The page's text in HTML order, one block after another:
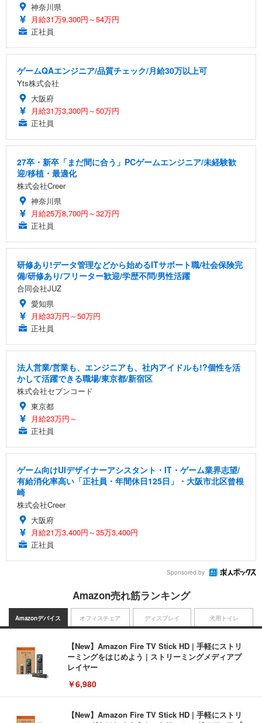
神奈川県
月給31万9,300円～54万円
正社員
ゲームQAエンジニア/品質チェック/月給30万以上可
Yts株式会社
大阪府
月給31万3,300円～50万円
正社員
27卒・新卒「まだ間に合う」PCゲームエンジニア/未経験歓
迎/移植・最適化
株式会社Creer
神奈川県
月給25万8,700円～32万円
正社員
研修あり!データ管理などから始めるITサポート職/社会保険完
備/研修あり/フリーター歓迎/学歴不問/男性活躍
合同会社JUZ
愛知県
月給33万円～50万円
正社員
法人営業/営業も、エンジニアも、社内アイドルも!?個性を活
かして活躍できる職場/東京都/新宿区
株式会社セブンコード
東京都
月給23万円～
正社員
ゲーム向けUIデザイナーアシスタント・IT・ゲーム業界志望/
有給消化率高い「正社員・年間休日125日」・大阪市北区曾根
崎
株式会社Creer
大阪府
月給21万3,400円～35万3,400円
正社員
Sponsored by
Amazon売れ筋ランキング
Amazonデバイス
【New】Amazon Fire TV Stick HD | 手軽にストリ
ーミングをはじめよう | ストリーミングメディアプ
レイヤー
￥6,980
【New】Amazon Fire TV Stick HD | 手軽にストリ
オフィスチェア ディスプレイ 犬用トイレ